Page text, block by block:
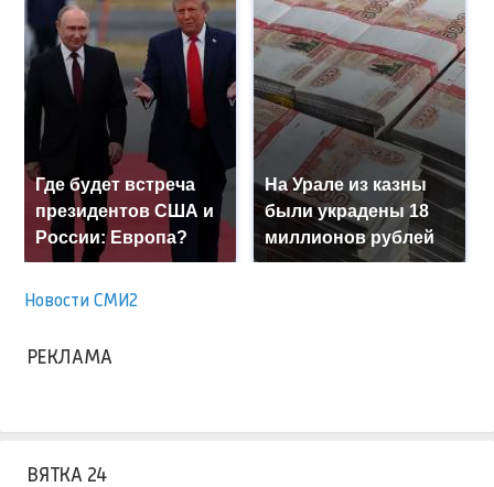
Где будет встреча
президентов США и
России: Европа?
На Урале из казны
были украдены 18
миллионов рублей
Новости СМИ2
РЕКЛАМА
ВЯТКА 24